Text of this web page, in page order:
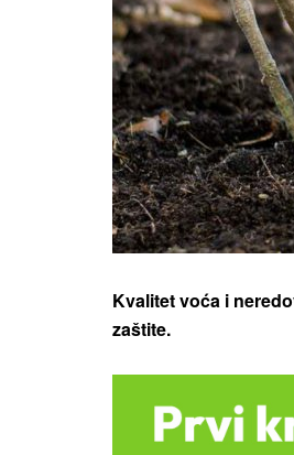
Kvalitet voća i
zaštite.